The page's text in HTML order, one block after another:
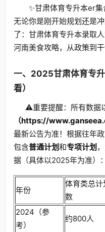
✨甘肃体育专升本er
无论你是刚开始规划还是
了：甘肃体育专升本录取
河南美食攻略，从政策到
一、2025甘肃体育专
看）
⚠️重要提醒：所有数据
（https://
最新公告为准！根据往年
包含普通计划和专项计划
据（具体以2025年为准）：
年份
体育类总计
数
2024（参
考）
约800人